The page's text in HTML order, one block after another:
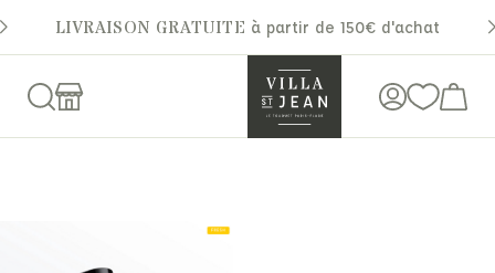
LIVRAISON GRATUITE à partir de 150€ d'achat